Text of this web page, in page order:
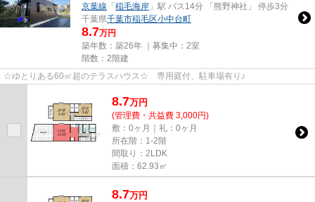
京葉線 「稲毛海岸 」駅 バス14分 「熊野神社」 停歩3分
千葉県千葉市稲毛区小中台町
8.7万円
築年数：築26年 ｜募集中： 2室
階数：2階建
☆ゆとりある60㎡超のテラスハウス☆ 専用庭付、駐車場有り♪
8.7万円
(管理費・共益費 3,000円)
敷：0ヶ月｜礼：0ヶ月
所在階：1-2階
間取り：2LDK
面積：62.93㎡
8.7万円